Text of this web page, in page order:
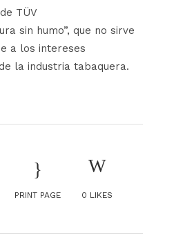
TÜV
sin humo”, que no sirve
a los intereses
la industria tabaquera.
PRINT PAGE 0 LIKES